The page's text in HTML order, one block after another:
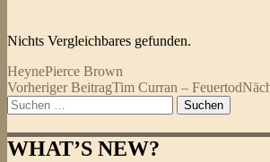
Nichts Vergleichbares gefunden.
HeynePierce Brown
Beitragsnavigation
Vorheriger BeitragTim Curran – Feuertod
Suchen
nach:
WHAT’S NEW?